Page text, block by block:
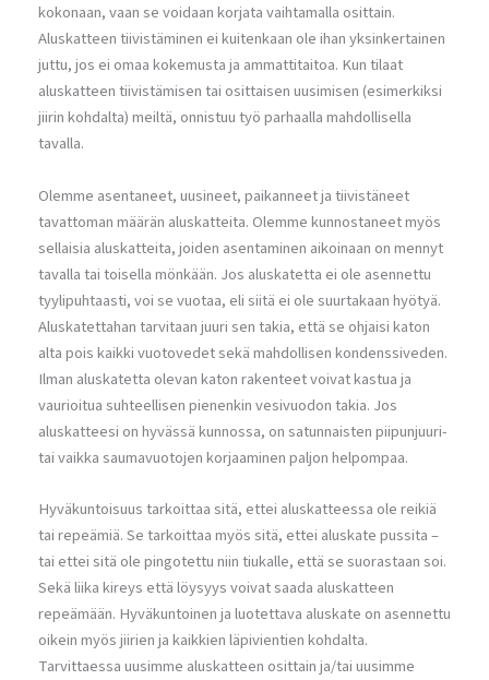
kokonaan, vaan se voidaan korjata vaihtamalla osittain.
Aluskatteen tiivistäminen ei kuitenkaan ole ihan yksinkertainen
juttu, jos ei omaa kokemusta ja ammattitaitoa. Kun tilaat
aluskatteen tiivistämisen tai osittaisen uusimisen (esimerkiksi
jiirin kohdalta) meiltä, onnistuu työ parhaalla mahdollisella
tavalla.
Olemme asentaneet, uusineet, paikanneet ja tiivistäneet
tavattoman määrän aluskatteita. Olemme kunnostaneet myös
sellaisia aluskatteita, joiden asentaminen aikoinaan on mennyt
tavalla tai toisella mönkään. Jos aluskatetta ei ole asennettu
tyylipuhtaasti, voi se vuotaa, eli siitä ei ole suurtakaan hyötyä.
Aluskatettahan tarvitaan juuri sen takia, että se ohjaisi katon
alta pois kaikki vuotovedet sekä mahdollisen kondenssiveden.
Ilman aluskatetta olevan katon rakenteet voivat kastua ja
vaurioitua suhteellisen pienenkin vesivuodon takia. Jos
aluskatteesi on hyvässä kunnossa, on satunnaisten piipunjuuri-
tai vaikka saumavuotojen korjaaminen paljon helpompaa.
Hyväkuntoisuus tarkoittaa sitä, ettei aluskatteessa ole reikiä
tai repeämiä. Se tarkoittaa myös sitä, ettei aluskate pussita –
tai ettei sitä ole pingotettu niin tiukalle, että se suorastaan soi.
Sekä liika kireys että löysyys voivat saada aluskatteen
repeämään. Hyväkuntoinen ja luotettava aluskate on asennettu
oikein myös jiirien ja kaikkien läpivientien kohdalta.
Tarvittaessa uusimme aluskatteen osittain ja/tai uusimme